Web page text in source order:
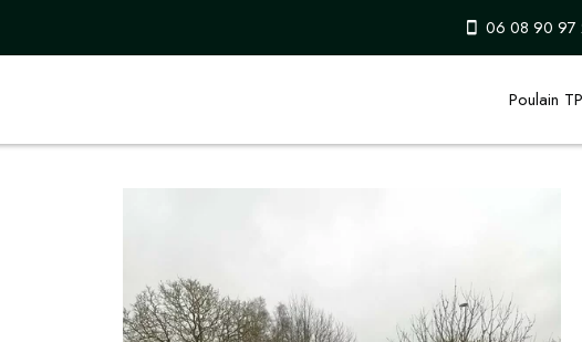
06 08 90 97
Poulain